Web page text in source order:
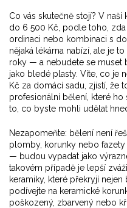
Co vás skutečně stojí? V
do 6 500 Kč, podle toho,
ordinaci nebo kombinaci s
nějaká lékárna nabízí, ale je
roky — a nebudete se muset
jako bledé plasty. Víte, co je
Kč za domácí sadu, zjistí, že
profesionální bělení, které ho
to, co byste mohli udělat
Nezapomeňte: bělení není
plomby, korunky nebo
— budou vypadat jako
takovém případě je lepší
keramiky, které překryjí nejen
podívejte na keramické
poškozený, zbarvený nebo